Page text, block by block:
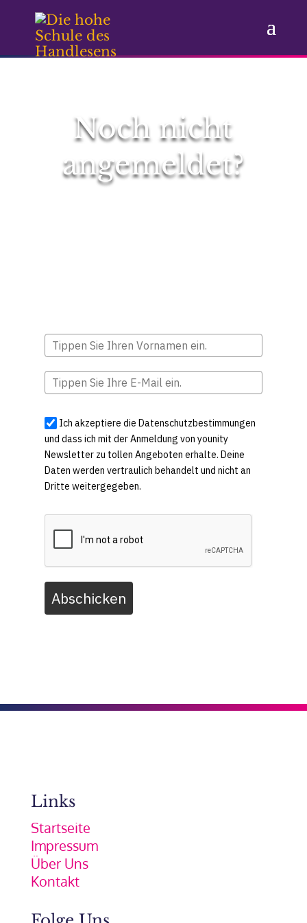
Noch nicht
angemeldet?
Ich akzeptiere die Datenschutzbestimmungen
und dass ich mit der Anmeldung von younity
Newsletter zu tollen Angeboten erhalte. Deine
Daten werden vertraulich behandelt und nicht an
Dritte weitergegeben.
Abschicken
Links
Startseite
Impressum
Über Uns
Kontakt